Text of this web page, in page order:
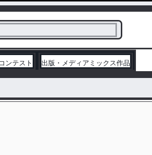
コンテスト 出版・メディアミックス作品